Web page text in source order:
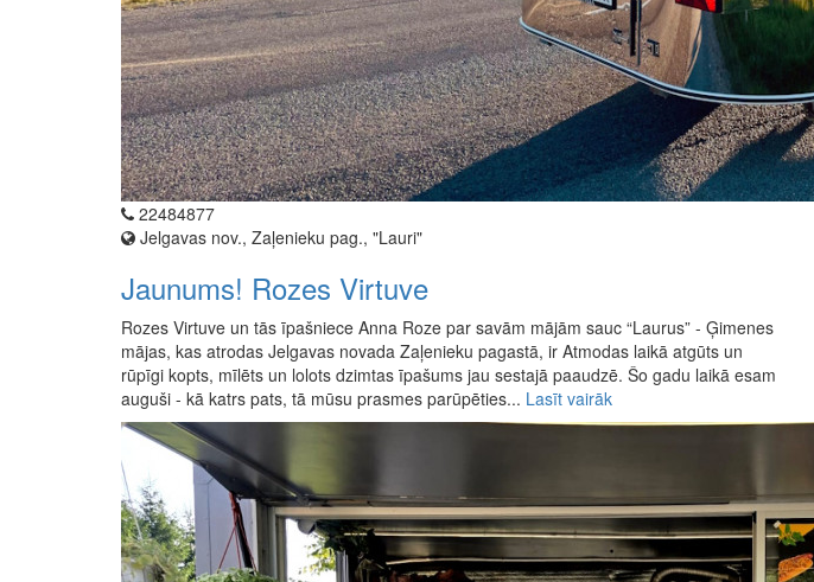
22484877
Jelgavas nov., Zaļenieku pag., "Lauri"
Jaunums! Rozes Virtuve
Rozes Virtuve un tās īpašniece Anna Roze par savām mājām sauc “Laurus” - Ģimenes
mājas, kas atrodas Jelgavas novada Zaļenieku pagastā, ir Atmodas laikā atgūts un
rūpīgi kopts, mīlēts un lolots dzimtas īpašums jau sestajā paaudzē. Šo gadu laikā esam
auguši - kā katrs pats, tā mūsu prasmes parūpēties... Lasīt vairāk